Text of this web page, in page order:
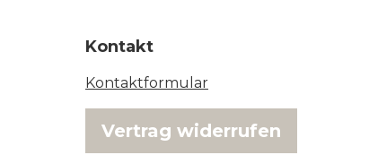
Kontakt
Kontaktformular
Vertrag widerrufen